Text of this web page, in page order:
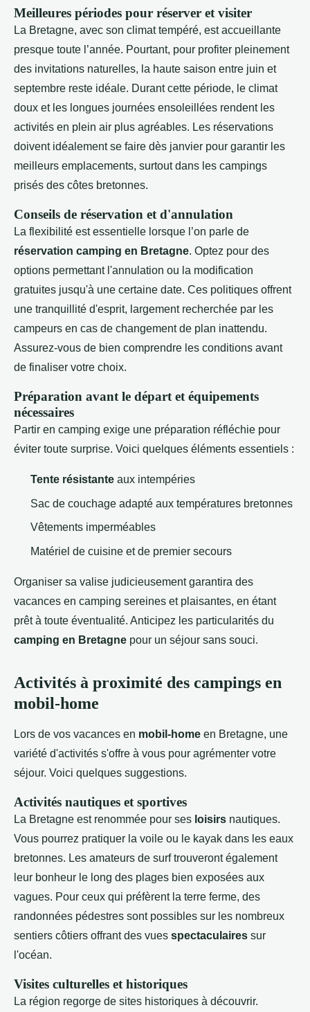
Meilleures périodes pour réserver et visiter
La Bretagne, avec son climat tempéré, est accueillante
presque toute l’année. Pourtant, pour profiter pleinement
des invitations naturelles, la haute saison entre juin et
septembre reste idéale. Durant cette période, le climat
doux et les longues journées ensoleillées rendent les
activités en plein air plus agréables. Les réservations
doivent idéalement se faire dès janvier pour garantir les
meilleurs emplacements, surtout dans les campings
prisés des côtes bretonnes.
Conseils de réservation et d'annulation
La flexibilité est essentielle lorsque l’on parle de
réservation camping en Bretagne. Optez pour des
options permettant l'annulation ou la modification
gratuites jusqu'à une certaine date. Ces politiques offrent
une tranquillité d'esprit, largement recherchée par les
campeurs en cas de changement de plan inattendu.
Assurez-vous de bien comprendre les conditions avant
de finaliser votre choix.
Préparation avant le départ et équipements
nécessaires
Partir en camping exige une préparation réfléchie pour
éviter toute surprise. Voici quelques éléments essentiels :
Tente résistante aux intempéries
Sac de couchage adapté aux températures bretonnes
Vêtements imperméables
Matériel de cuisine et de premier secours
Organiser sa valise judicieusement garantira des
vacances en camping sereines et plaisantes, en étant
prêt à toute éventualité. Anticipez les particularités du
camping en Bretagne pour un séjour sans souci.
Activités à proximité des campings en
mobil-home
Lors de vos vacances en mobil-home en Bretagne, une
variété d'activités s'offre à vous pour agrémenter votre
séjour. Voici quelques suggestions.
Activités nautiques et sportives
La Bretagne est renommée pour ses loisirs nautiques.
Vous pourrez pratiquer la voile ou le kayak dans les eaux
bretonnes. Les amateurs de surf trouveront également
leur bonheur le long des plages bien exposées aux
vagues. Pour ceux qui préfèrent la terre ferme, des
randonnées pédestres sont possibles sur les nombreux
sentiers côtiers offrant des vues spectaculaires sur
l'océan.
Visites culturelles et historiques
La région regorge de sites historiques à découvrir.